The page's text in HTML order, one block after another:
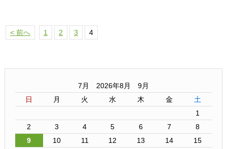
< 前へ 1 2 3 4
7月 2026年8月 9月
日
月 火 水 木 金
土
1
2
3 4 5 6 7
8
9
10 11 12 13 14
15